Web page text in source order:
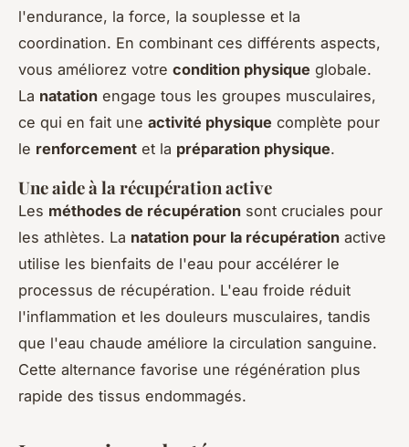
l'endurance, la force, la souplesse et la
coordination. En combinant ces différents aspects,
vous améliorez votre condition physique globale.
La natation engage tous les groupes musculaires,
ce qui en fait une activité physique complète pour
le renforcement et la préparation physique.
Une aide à la récupération active
Les méthodes de récupération sont cruciales pour
les athlètes. La natation pour la récupération active
utilise les bienfaits de l'eau pour accélérer le
processus de récupération. L'eau froide réduit
l'inflammation et les douleurs musculaires, tandis
que l'eau chaude améliore la circulation sanguine.
Cette alternance favorise une régénération plus
rapide des tissus endommagés.